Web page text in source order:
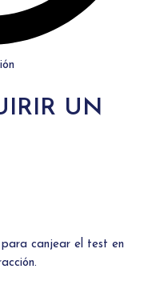
UN
para canjear el test en